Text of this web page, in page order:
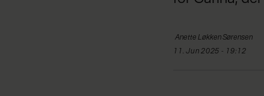
Anette LøkkenSørensen
11. Jun 2025 - 19:12